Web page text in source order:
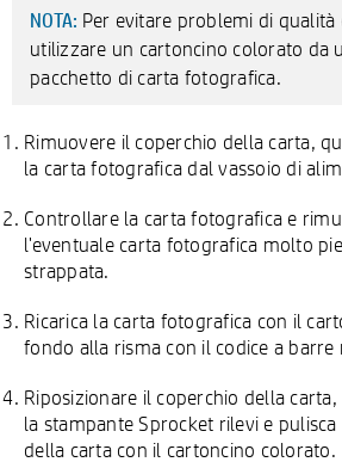
NOTA: Per evitare problemi di qualità
utilizzare un cartoncino colorato da
pacchetto di carta fotografica.
Rimuovere il coperchio della carta,
la carta fotografica dal vassoio di
Controllare la carta fotografica e
l'eventuale carta fotografica molto
strappata.
Ricarica la carta fotografica con il
fondo alla risma con il codice a
Riposizionare il coperchio della
la stampante Sprocket rilevi e
della carta con il cartoncino colorato.